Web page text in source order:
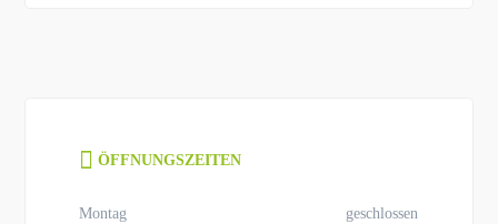
ÖFFNUNGSZEITEN
Montag geschlossen